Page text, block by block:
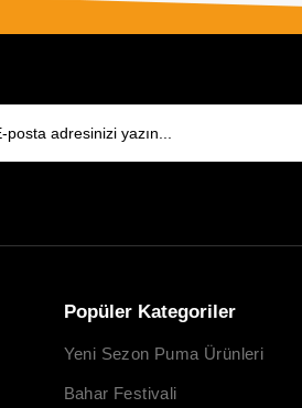
Popüler Kategoriler
Yeni Sezon Puma Ürünleri
Bahar Festivali